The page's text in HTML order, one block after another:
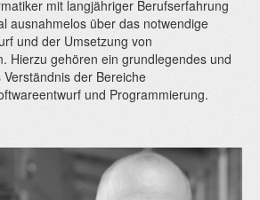
mit langjähriger Berufserfahrung
ausnahmelos über das notwendige
und der Umsetzung von
Hierzu gehören ein grundlegendes und
der Bereiche
und Programmierung.